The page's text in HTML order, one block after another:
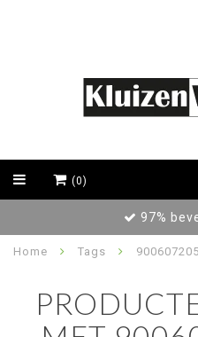
(0)
97% beveelt ons aan
Home Tags